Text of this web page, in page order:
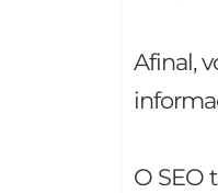
Afinal,
O SEO